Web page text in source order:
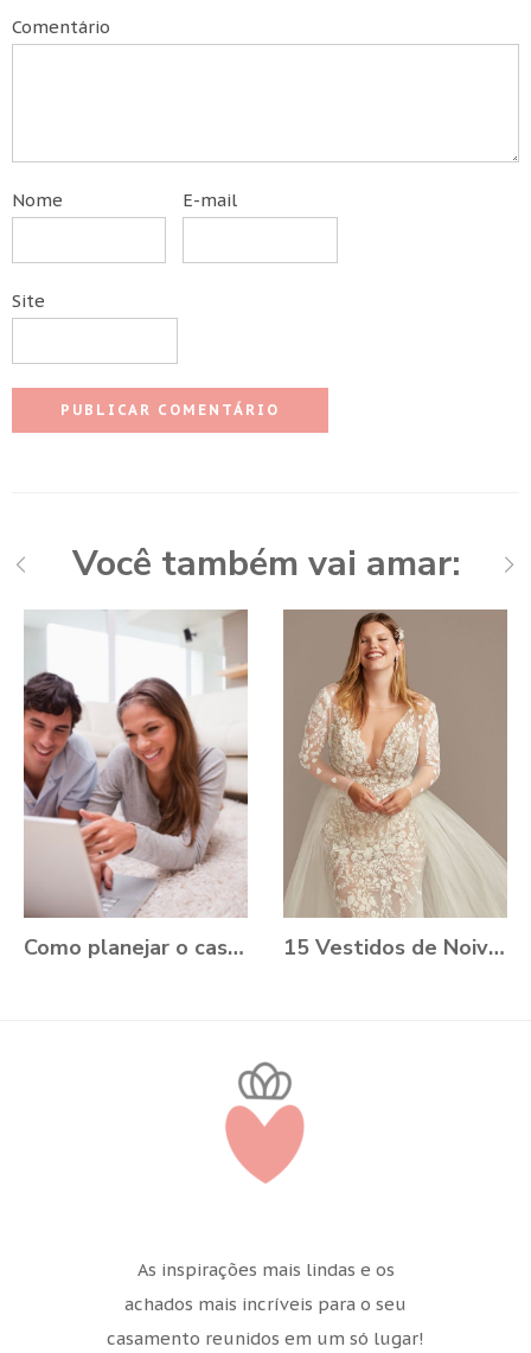
Comentário
Nome E-mail
Site
Você também vai amar:
Como planejar o casamento durante a Pandemia? 15 Vestidos de Noiva Plus Size para você se apaixonar
As inspirações mais lindas e os
achados mais incríveis para o seu
casamento reunidos em um só lugar!